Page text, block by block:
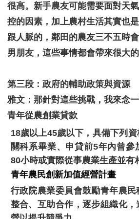
很高。新手農友可能需要面對天
控的因素，加上農村生活其實也
跟人脈的，鄰田的農友三不五時
男朋友，這些事情都會帶來很大的
第三段：政府的輔助政策與資源
雅文：那針對這些挑戰，我來念
青年從農創業貸款
18歲以上45歲以下，具備下列
關科系畢業、申貸前5年內曾參
80小時或實際從事農業生產並有
青年農民創新加值經營計畫
行政院農業委員會鼓勵青年農
整合、互助合作，逐步組織化